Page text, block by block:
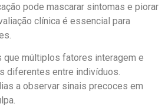
pode mascarar sintomas e piorar
clínica é essencial para
que múltiplos fatores interagem e
diferentes entre indivíduos.
a observar sinais precoces em